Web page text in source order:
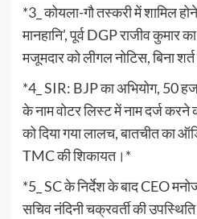
*3_ कोयला-गौ तस्करी में शामिल
मानहानि’, पूर्व DGP राजीव कुमार
मजूमदार को लीगल नोटिस, बिना
*4_ SIR: BJP का अभियोग, 50
के नाम वोटर लिस्ट में नाम दर्ज
को दिया गया लालच, बातचीत का
TMC की शिकायत।*
*5_ SC के निर्देश के बाद CEO
सचिव नंदिनी चक्रवर्ती की